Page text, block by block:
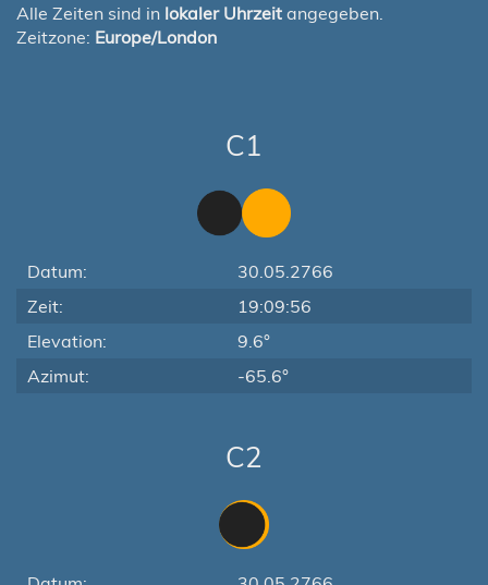
Alle Zeiten sind in lokaler Uhrzeit angegeben.
Zeitzone: Europe/London
C1
Datum:
30.05.2766
Zeit:
19:09:56
Elevation:
9.6°
Azimut:
-65.6°
C2